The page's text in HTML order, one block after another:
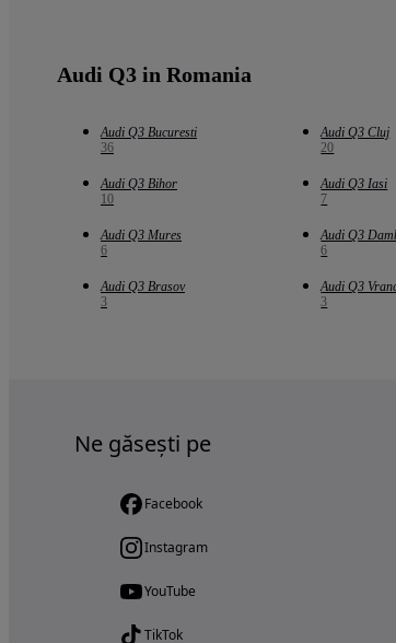
Audi Q3 in Romania
Audi Q3 Bucuresti
36
Audi Q3 Cluj
20
Audi Q3 Bihor
10
Audi Q3 Iasi
7
Audi Q3 Mures
6
Audi Q3
6
Audi Q3 Brasov
3
Audi Q3
3
Ne găsești pe
Facebook
Instagram
YouTube
TikTok